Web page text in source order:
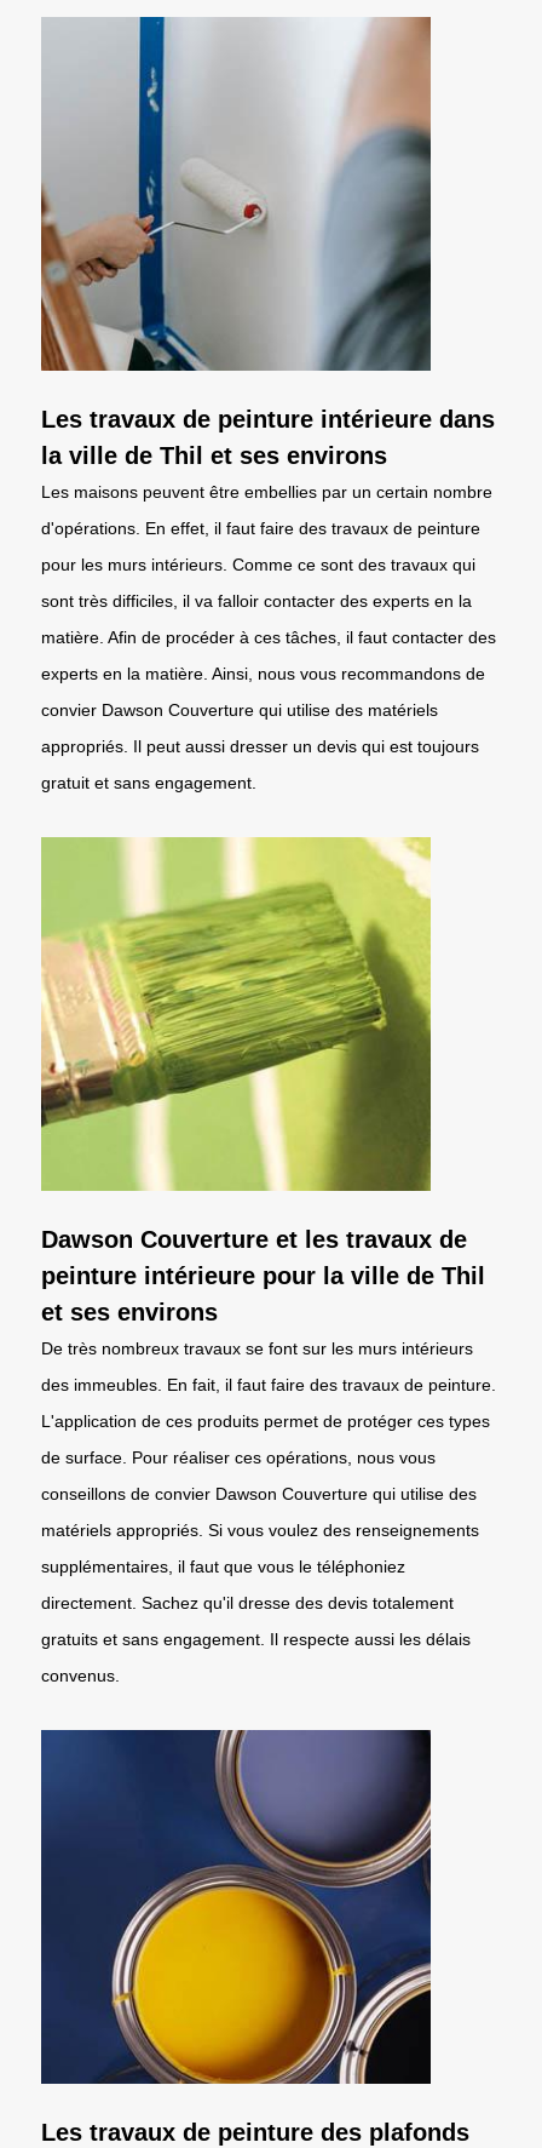
Les travaux de peinture intérieure dans
la ville de Thil et ses environs
Les maisons peuvent être embellies par un certain nombre
d'opérations. En effet, il faut faire des travaux de peinture
pour les murs intérieurs. Comme ce sont des travaux qui
sont très difficiles, il va falloir contacter des experts en la
matière. Afin de procéder à ces tâches, il faut contacter des
experts en la matière. Ainsi, nous vous recommandons de
convier Dawson Couverture qui utilise des matériels
appropriés. Il peut aussi dresser un devis qui est toujours
gratuit et sans engagement.
Dawson Couverture et les travaux de
peinture intérieure pour la ville de Thil
et ses environs
De très nombreux travaux se font sur les murs intérieurs
des immeubles. En fait, il faut faire des travaux de peinture.
L'application de ces produits permet de protéger ces types
de surface. Pour réaliser ces opérations, nous vous
conseillons de convier Dawson Couverture qui utilise des
matériels appropriés. Si vous voulez des renseignements
supplémentaires, il faut que vous le téléphoniez
directement. Sachez qu'il dresse des devis totalement
gratuits et sans engagement. Il respecte aussi les délais
convenus.
Les travaux de peinture des plafonds